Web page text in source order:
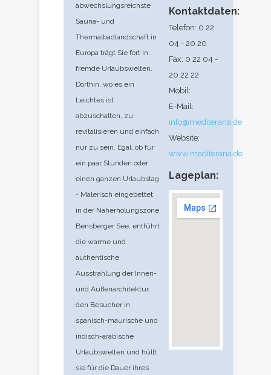
abwechslungsreichste
Sauna- und
Thermalbadlandschaft in
Europa trägt Sie fort in
fremde Urlaubswelten.
Dorthin, wo es ein
Leichtes ist
abzuschalten, zu
revitalisieren und einfach
nur zu sein. Egal, ob für
ein paar Stunden oder
einen ganzen Urlaubstag
- Malerisch eingebettet
in der Naherholungszone
Bensberger See, entführt
die warme und
authentische
Ausstrahlung der Innen-
und Außenarchitektur
den Besucher in
spanisch-maurische und
indisch-arabische
Urlaubswelten und hüllt
sie für die Dauer ihres
Kontaktdaten:
Telefon: 0 22
04 - 20 20
Fax: 0 22 04 -
20 22 22
Mobil:
E-Mail:
info@mediterana.de
Website:
www.mediterana.de
Lageplan: